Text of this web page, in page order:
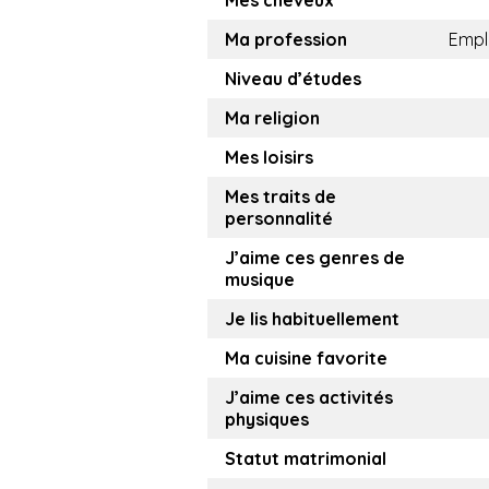
Ma profession
Niveau d’études
Ma religion
Mes loisirs
Mes traits de
personnalité
J’aime ces genres de
musique
Je lis habituellement
Ma cuisine favorite
J’aime ces activités
physiques
Statut matrimonial